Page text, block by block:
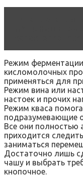
Режим
кисломолочных
применяться для
Режим вина или
настоек и прочих
Режим кваса
подразумевающие
Все они полностью
приходится
заниматься
Достаточно лишь
чашу и выбрать
кнопочное.